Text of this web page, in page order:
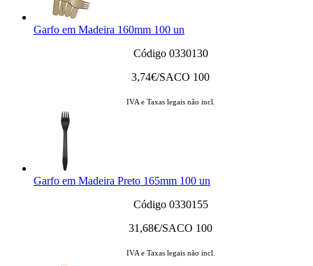
Garfo em Madeira 160mm 100 un
Código 0330130
3,74€/SACO 100
IVA e Taxas legais não incl.
Garfo em Madeira Preto 165mm 100 un
Código 0330155
31,68€/SACO 100
IVA e Taxas legais não incl.